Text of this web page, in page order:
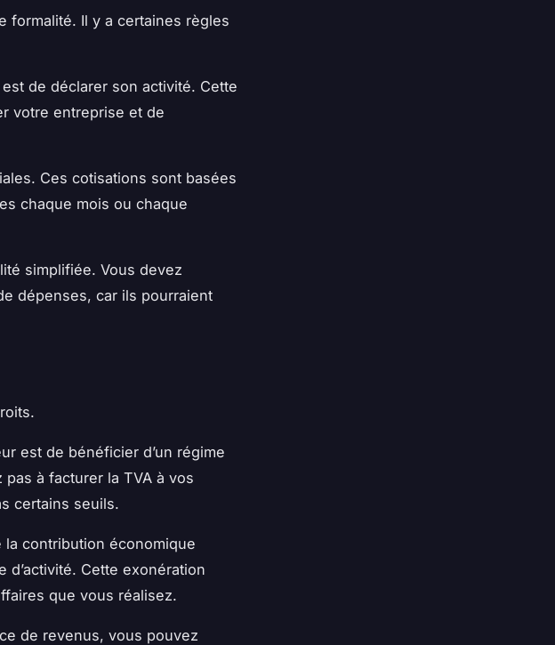
formalité. Il y a certaines règles
de déclarer son activité. Cette
votre entreprise et de
. Ces cotisations sont basées
chaque mois ou chaque
simplifiée. Vous devez
dépenses, car ils pourraient
est de bénéficier d’un régime
pas à facturer la TVA à vos
certains seuils.
la contribution économique
d’activité. Cette exonération
que vous réalisez.
de revenus, vous pouvez